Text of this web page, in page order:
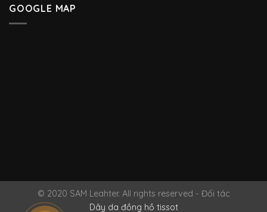
GOOGLE MAP
© 2020 SAM Leahter. All rights reserved - Đối tác
Dây da đồng hồ tissot